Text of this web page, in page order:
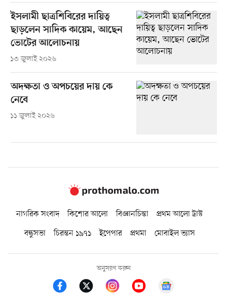
ইসলামী ছাত্রশিবিরের দায়িত্ব
ছাড়লেন সাদিক কায়েম, আছেন
ভোটের আলোচনায়
১৩ জুলাই ২০২৬
অদক্ষতা ও অপচয়ের দায় কে
নেবে
১১ জুলাই ২০২৬
নাগরিক সংবাদ কিশোর আলো বিজ্ঞানচিন্তা
প্রথম আলো ট্রাস্ট
বন্ধুসভা
চিরন্তন ১৯৭১ ইপেপার প্রথমা মোবাইল ভ্যাস
অনুসরণ করুন